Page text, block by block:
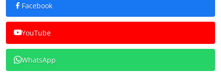
Facebook
YouTube
WhatsApp